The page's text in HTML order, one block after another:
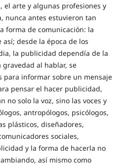
el arte y algunas profesiones y
nunca antes estuvieron tan
forma de comunicación: la
desde la época de los
la publicidad dependía de la
al hablar, se
para informar sobre un mensaje
pensar el hacer publicidad,
no solo la voz, sino las voces y
antropólogos, psicólogos,
plásticos, diseñadores,
sociales,
y la forma de hacerla no
así mismo como